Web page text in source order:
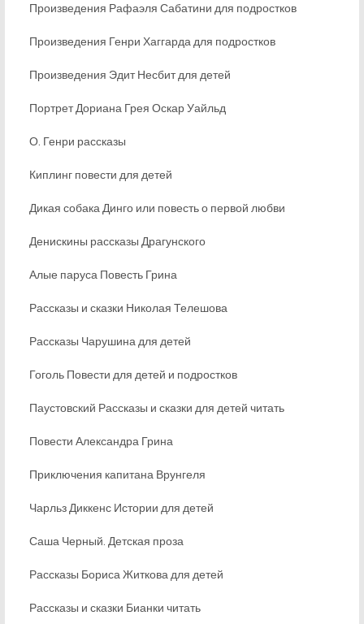
Произведения Рафаэля Сабатини для подростков
Произведения Генри Хаггарда для подростков
Произведения Эдит Несбит для детей
Портрет Дориана Грея Оскар Уайльд
О. Генри рассказы
Киплинг повести для детей
Дикая собака Динго или повесть о первой любви
Денискины рассказы Драгунского
Алые паруса Повесть Грина
Рассказы и сказки Николая Телешова
Рассказы Чарушина для детей
Гоголь Повести для детей и подростков
Паустовский Рассказы и сказки для детей читать
Повести Александра Грина
Приключения капитана Врунгеля
Чарльз Диккенс Истории для детей
Саша Черный. Детская проза
Рассказы Бориса Житкова для детей
Рассказы и сказки Бианки читать